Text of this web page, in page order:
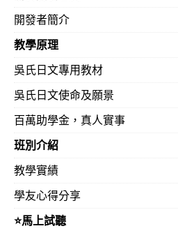
開發者簡介
教學原理
吳氏日文專用教材
吳氏日文使命及願景
百萬助學金，真人實事
班別介紹
教學實績
學友心得分享
⭐️馬上試聽